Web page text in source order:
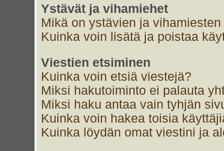
Ystävät ja vihamiehet
Mikä on ystävien ja
Kuinka voin lisätä ja poistaa
Viestien etsiminen
Kuinka voin etsiä viestejä?
Miksi hakutoiminto ei palauta
Miksi haku antaa vain tyhjän
Kuinka voin hakea toisia
Kuinka löydän omat viestini ja